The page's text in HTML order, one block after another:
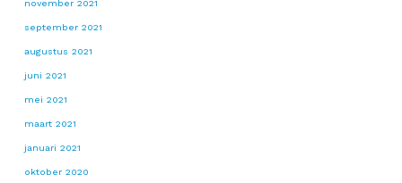
november 2021
september 2021
augustus 2021
juni 2021
mei 2021
maart 2021
januari 2021
oktober 2020